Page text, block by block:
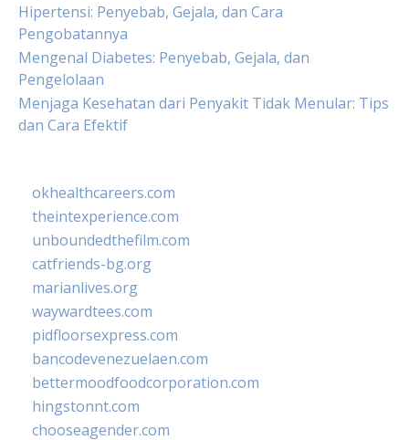
Hipertensi: Penyebab, Gejala, dan Cara
Pengobatannya
Mengenal Diabetes: Penyebab, Gejala, dan
Pengelolaan
Menjaga Kesehatan dari Penyakit Tidak Menular: Tips
dan Cara Efektif
okhealthcareers.com
theintexperience.com
unboundedthefilm.com
catfriends-bg.org
marianlives.org
waywardtees.com
pidfloorsexpress.com
bancodevenezuelaen.com
bettermoodfoodcorporation.com
hingstonnt.com
chooseagender.com